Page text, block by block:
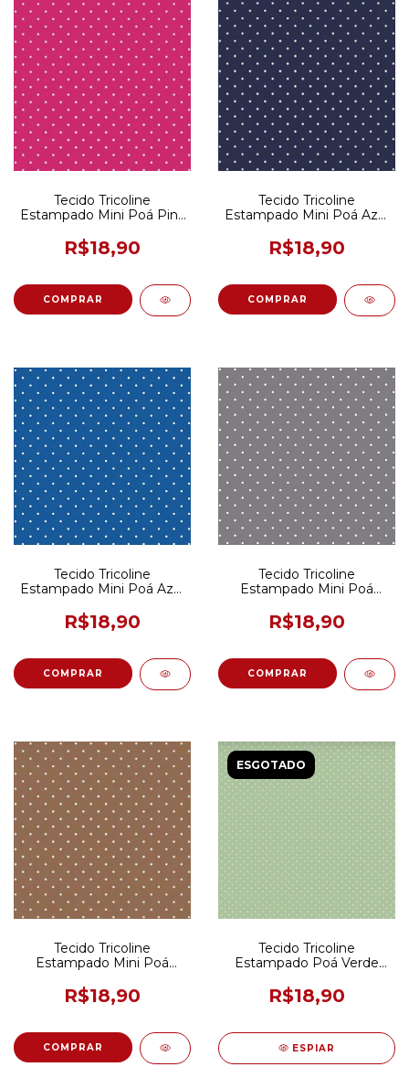
Tecido Tricoline
Estampado Mini Poá Pink
R$18,90
Tecido Tricoline
Estampado Mini Poá Azul
R$18,90
Tecido Tricoline
Estampado Mini Poá Azul
R$18,90
Tecido Tricoline
Estampado Mini Poá
R$18,90
Tecido Tricoline
Estampado Mini Poá
R$18,90
ESGOTADO
Tecido Tricoline
Estampado Poá Verde
Caldeira - 50CM X 150CM
R$18,90
ESPIAR